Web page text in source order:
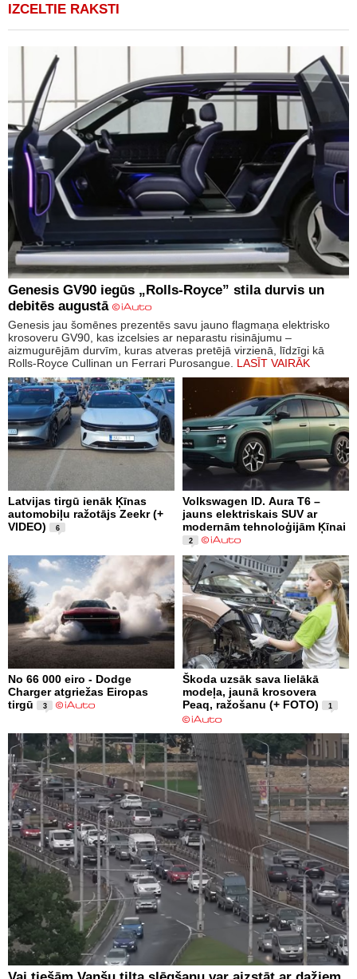
IZCELTIE RAKSTI
Genesis GV90 iegūs „Rolls-Royce” stila durvis un
debitēs augustā
Genesis jau šomēnes prezentēs savu jauno flagmaņa elektrisko
krosoveru GV90, kas izcelsies ar neparastu risinājumu –
aizmugurējām durvīm, kuras atveras pretējā virzienā, līdzīgi kā
Rolls-Royce Cullinan un Ferrari Purosangue. LASĪT VAIRĀK
Latvijas tirgū ienāk Ķīnas
automobiļu ražotājs Zeekr (+
VIDEO)
6
Volkswagen ID. Aura T6 –
jauns elektriskais SUV ar
modernām tehnoloģijām Ķīnai
2
No 66 000 eiro - Dodge
Charger atgriežas Eiropas
tirgū
3
Škoda uzsāk sava lielākā
modeļa, jaunā krosovera
Peaq, ražošanu (+ FOTO)
1